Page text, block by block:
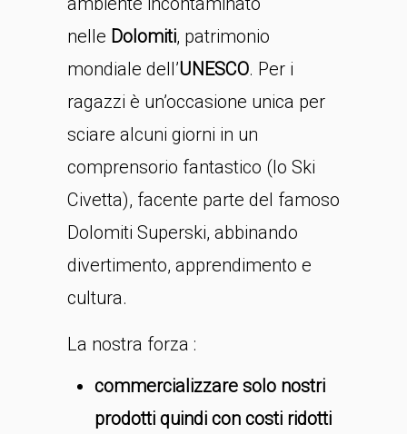
nelle Dolomiti, patrimonio
mondiale dell’UNESCO. Per i
ragazzi è un’occasione unica per
sciare alcuni giorni in un
comprensorio fantastico (lo Ski
Civetta), facente parte del famoso
Dolomiti Superski, abbinando
divertimento, apprendimento e
cultura.
La nostra forza :
commercializzare solo nostri
prodotti quindi con costi ridotti